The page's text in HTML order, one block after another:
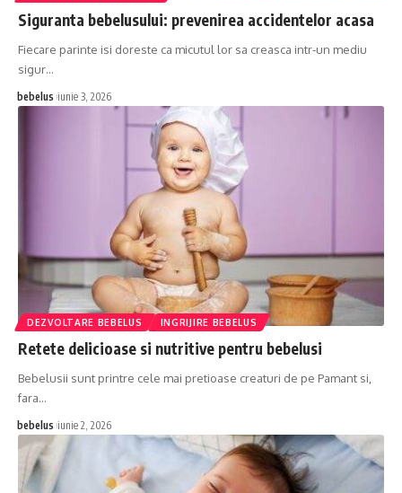
Siguranta bebelusului: prevenirea accidentelor acasa
Fiecare parinte isi doreste ca micutul lor sa creasca intr-un mediu
sigur…
bebelus iunie 3, 2026
DEZVOLTARE BEBELUS INGRIJIRE BEBELUS
Retete delicioase si nutritive pentru bebelusi
Bebelusii sunt printre cele mai pretioase creaturi de pe Pamant si,
fara…
bebelus iunie 2, 2026